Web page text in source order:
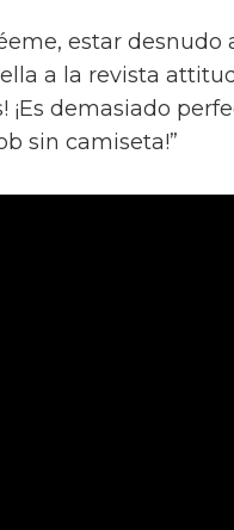
estar
a la revista
¡Es demasiado
sin camiseta!”